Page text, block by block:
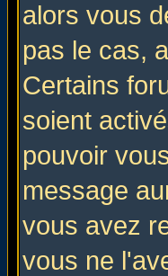
alors vous
pas le cas,
Certains
soient
pouvoir
message
vous avez
vous ne